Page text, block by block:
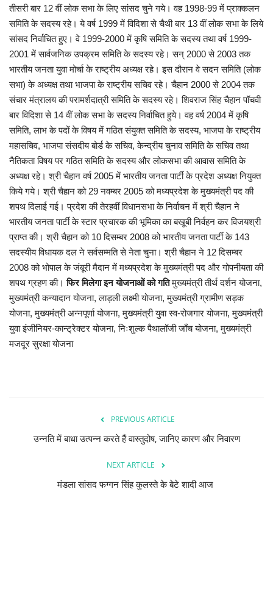
तीसरी बार 12 वीं लोक सभा के लिए सांसद चुने गये। वह 1998-99 में प्राक्कलन
समिति के सदस्य रहे। ये वर्ष 1999 में विदिशा से चैथी बार 13 वीं लोक सभा के लिये
सांसद निर्वाचित हुए। वे 1999-2000 में कृषि समिति के सदस्य तथा वर्ष 1999-
2001 में सार्वजनिक उपक्रम समिति के सदस्य रहे। सन् 2000 से 2003 तक
भारतीय जनता युवा मोर्चा के राष्ट्रीय अध्यक्ष रहे। इस दौरान वे सदन समिति (लोक
सभा) के अध्यक्ष तथा भाजपा के राष्ट्रीय सचिव रहे। चैहान 2000 से 2004 तक
संचार मंत्रालय की परामर्शदात्री समिति के सदस्य रहे। शिवराज सिंह चैहान पॉचवी
बार विदिशा से 14 वीं लोक सभा के सदस्य निर्वाचित हुये। वह वर्ष 2004 में कृषि
समिति, लाभ के पदों के विषय में गठित संयुक्त समिति के सदस्य, भाजपा के राष्ट्रीय
महासचिव, भाजपा संसदीय बोर्ड के सचिव, केन्द्रीय चुनाव समिति के सचिव तथा
नैतिकता विषय पर गठित समिति के सदस्य और लोकसभा की आवास समिति के
अध्यक्ष रहे। श्री चैहान वर्ष 2005 में भारतीय जनता पार्टी के प्रदेश अध्यक्ष नियुक्त
किये गये। श्री चैहान को 29 नवम्बर 2005 को मध्यप्रदेश के मुख्यमंत्री पद की
शपथ दिलाई गई। प्रदेश की तेरहवीं विधानसभा के निर्वाचन में श्री चैहान ने
भारतीय जनता पार्टी के स्टार प्रचारक की भूमिका का बखूबी निर्वहन कर विजयश्री
प्राप्त की। श्री चैहान को 10 दिसम्बर 2008 को भारतीय जनता पार्टी के 143
सदस्यीय विधायक दल ने सर्वसम्मति से नेता चुना। श्री चैहान ने 12 दिसम्बर
2008 को भोपाल के जंबूरी मैदान में मध्यप्रदेश के मुख्यमंत्री पद और गोपनीयता की
शपथ ग्रहण की।फिर मिलेगा इन योजनाओं को गतिमुख्यमंत्री तीर्थ दर्शन योजना,
मुख्यमंत्री कन्यादान योजना, लाड़ली लक्ष्मी योजना, मुख्यमंत्री ग्रामीण सड़क
योजना, मुख्यमंत्री अन्नपूर्णा योजना, मुख्यमंत्री युवा स्व-रोजगार योजना, मुख्यमंत्री
युवा इंजीनियर-कान्ट्रेक्टर योजना, निःशुल्क पैथालॉजी जाँच योजना, मुख्यमंत्री
मजदूर सुरक्षा योजना
PREVIOUS ARTICLE
उन्नति में बाधा उत्पन्न करते हैं वास्तुदोष, जानिए कारण और निवारण
NEXT ARTICLE
मंडला सांसद फग्गन सिंह कुलस्ते के बेटे शादी आज